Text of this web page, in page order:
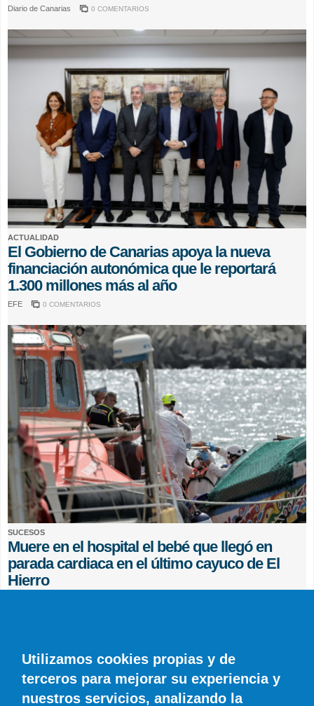
Diario de Canarias 0 COMENTARIOS
ACTUALIDAD
El Gobierno de Canarias apoya la nueva
financiación autonómica que le reportará
1.300 millones más al año
EFE 0 COMENTARIOS
SUCESOS
Muere en el hospital el bebé que llegó en
parada cardiaca en el último cayuco de El
Hierro
Utilizamos cookies propias y de
terceros para mejorar su experiencia y
nuestros servicios, analizando la